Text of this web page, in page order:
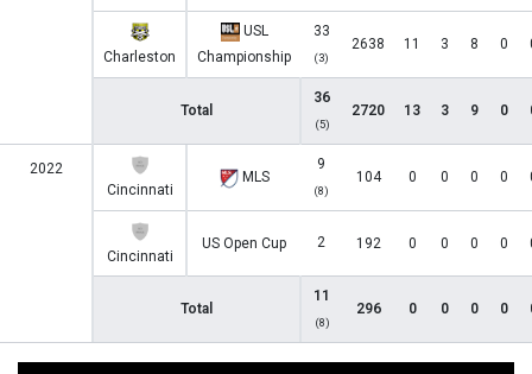
Charleston
USL
Championship
33
(3)
2638 11 3 8 0
Total
36
(5)
2720 13 3 9 0
2022
Cincinnati
MLS
9
(8)
104 0 0 0 0
Cincinnati
US Open Cup 2 192 0 0 0 0
Total
11
(8)
296 0 0 0 0